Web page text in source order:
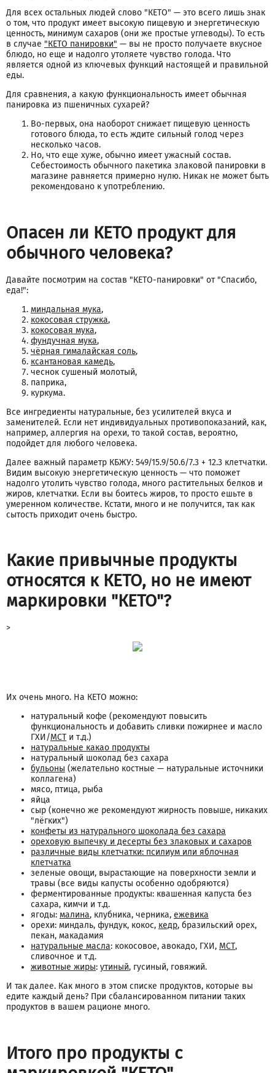
Для всех остальных людей слово "КЕТО" — это всего лишь знак
о том, что продукт имеет высокую пищевую и энергетическую
ценность, минимум сахаров (они же простые углеводы). То есть
в случае "КЕТО панировки" — вы не просто получаете вкусное
блюдо, но еще и надолго утоляете чувство голода. Что
является одной из ключевых функций настоящей и правильной
еды.
Для сравнения, а какую функциональность имеет обычная
панировка из пшеничных сухарей?
Во-первых, она наоборот снижает пищевую ценность
готового блюда, то есть ждите сильный голод через
несколько часов.
Но, что еще хуже, обычно имеет ужасный состав.
Себестоимость обычного пакетика злаковой панировки в
магазине равняется примерно нулю. Никак не может быть
рекомендовано к употреблению.
Опасен ли КЕТО продукт для
обычного человека?
Давайте посмотрим на состав "КЕТО-панировки" от "Спасибо,
еда!":
миндальная мука,
кокосовая стружка,
кокосовая мука,
фундучная мука,
чёрная гималайская соль,
ксантановая камедь,
чеснок сушеный молотый,
паприка,
куркума.
Все ингредиенты натуральные, без усилителей вкуса и
заменителей. Если нет индивидуальных противопоказаний, как,
например, аллергия на орехи, то такой состав, вероятно,
подойдет для любого человека.
Далее важный параметр КБЖУ: 549/15.9/50.6/7.3 + 12.3 клетчатки.
Видим высокую энергетическую ценность — что поможет
надолго утолить чувство голода, много растительных белков и
жиров, клетчатки. Если вы боитесь жиров, то просто ешьте в
умеренном количестве. Кстати, много и не получится, так как
сытость приходит очень быстро.
Какие привычные продукты
относятся к КЕТО, но не имеют
маркировки "КЕТО"?
>
Их очень много. На КЕТО можно:
натуральный кофе (рекомендуют повысить
функциональность и добавить сливки пожирнее и масло
ГХИ/МСТ и т.д.)
натуральные какао продукты
натуральный шоколад без сахара
бульоны (желательно костные — натуральные источники
коллагена)
мясо, птица, рыба
яйца
сыр (конечно же рекомендуют жирность повыше, никаких
"лёгких")
конфеты из натурального шоколада без сахара
ореховую выпечку и десерты без злаковых и сахаров
различные виды клетчатки: псилиум или яблочная
клетчатка
зеленые овощи, вырастающие на поверхности земли и
травы (все виды капусты особенно одобряются)
ферментированные продукты: квашенная капуста без
сахара, кимчи и т.д.
ягоды: малина, клубника, черника, ежевика
орехи: миндаль, фундук, кокос, кедр, бразильский орех,
пекан, макадамия
натуральные масла: кокосовое, авокадо, ГХИ, МСТ,
сливочное и т.д.
животные жиры: утиный, гусиный, говяжий.
И так далее. Как много в этом списке продуктов, которые вы
едите каждый день? При сбалансированном питании таких
продуктов в вашем рационе много.
Итого про продукты с